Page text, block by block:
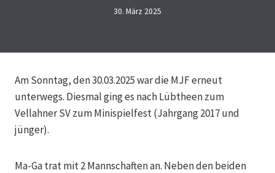
30. März 2025
Am Sonntag, den 30.03.2025 war die MJF erneut
unterwegs. Diesmal ging es nach Lübtheen zum
Vellahner SV zum Minispielfest (Jahrgang 2017 und
jünger).
Ma-Ga trat mit 2 Mannschaften an. Neben den beiden